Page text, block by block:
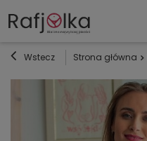
Wstecz Strona główna